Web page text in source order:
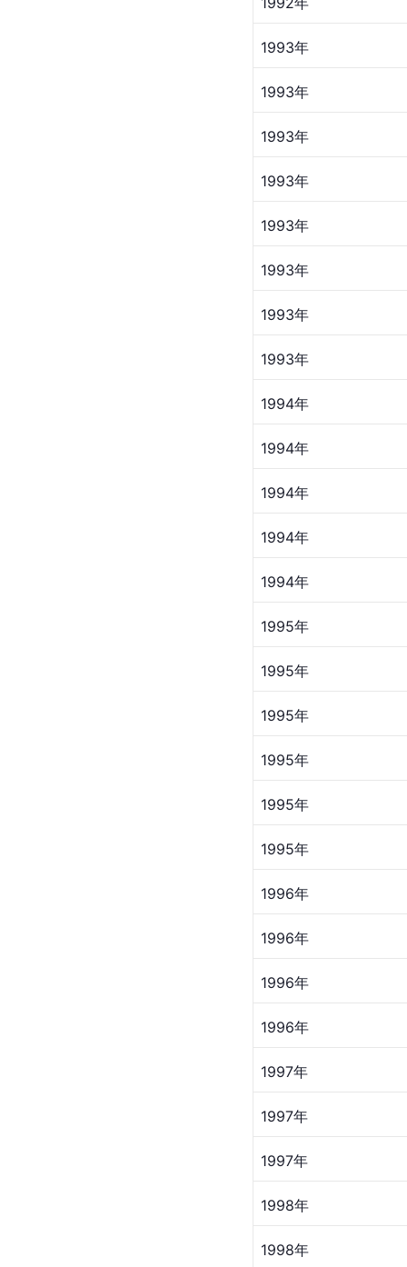
1993年
1993年
1993年
1993年
1993年
1993年
1993年
1993年
1994年
1994年
1994年
1994年
1994年
1995年
1995年
1995年
1995年
1995年
1995年
1996年
1996年
1996年
1996年
1997年
1997年
1997年
1998年
1998年